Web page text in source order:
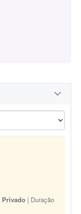
Privado | Duração